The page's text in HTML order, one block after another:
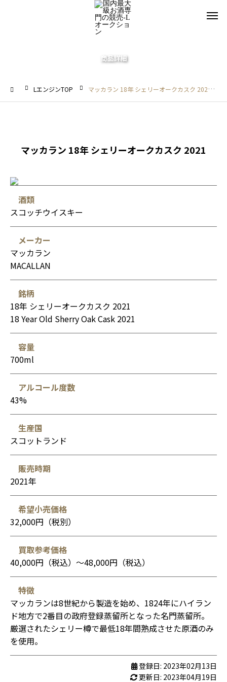
商品詳細
LエンジンTOP マッカラン 18年 シェリーオークカスク 2021
マッカラン 18年 シェリーオークカスク 2021
酒類
スコッチウイスキー
メーカー
マッカラン
MACALLAN
銘柄
18年 シェリーオークカスク 2021
18 Year Old Sherry Oak Cask 2021
容量
700ml
アルコール度数
43%
生産国
スコットランド
販売時期
2021年
希望小売価格
32,000円（税別）
買取参考価格
40,000円（税込）〜48,000円（税込）
特徴
マッカランは8世紀から製造を始め、1824年にハイラン
ド地方で2番目の政府登録蒸留所となった名門蒸留所。
厳選されたシェリー樽で最低18年間熟成させた原酒のみ
を使用。
登録日: 2023年02月13日
更新日: 2023年04月19日